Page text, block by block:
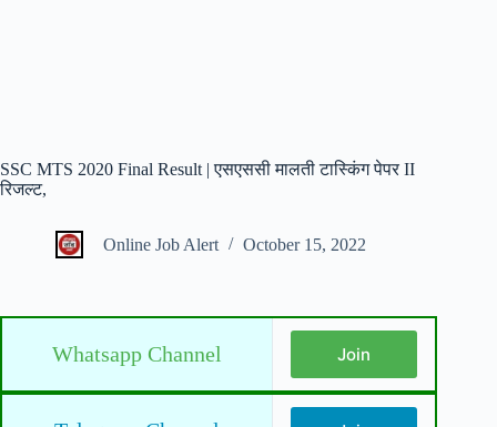
SSC MTS 2020 Final Result | एसएससी मालती टास्किंग पेपर II
रिजल्ट,
Online Job Alert October 15, 2022
Whatsapp Channel Join